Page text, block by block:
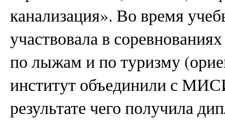
канализация». Во время
участвовала в
по лыжам и по туризму
институт объединили с
результате чего получила